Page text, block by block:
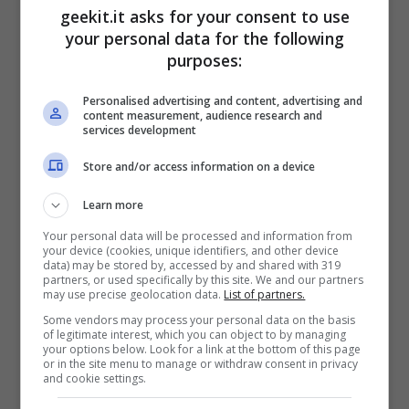
Quelli che affronteranno l’avventura finale
diRemnant: From the Ashespossono anche
aspettarsi di scoprire nuove missioni da
ottenere – come l’ascia Figlia del gelo che
infligge assideramento agli avversari –
assieme a nuovi nemici e boss impegnativi da
geekit.it asks for your consent to use
your personal data for the following
purposes:
Personalised advertising and content, advertising and
content measurement, audience research and
services development
Store and/or access information on a device
Learn more
Your personal data will be processed and information from
your device (cookies, unique identifiers, and other device
data) may be stored by, accessed by and shared with 319
partners, or used specifically by this site. We and our partners
may use precise geolocation data. List of partners.
Some vendors may process your personal data on the basis
of legitimate interest, which you can object to by managing
your options below. Look for a link at the bottom of this page
or in the site menu to manage or withdraw consent in privacy
and cookie settings.